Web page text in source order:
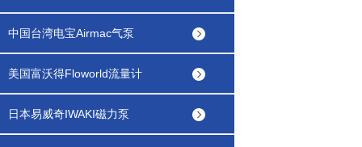
中国台湾电宝Airmac气泵
美国富沃得Floworld流量计
日本易威奇IWAKI磁力泵